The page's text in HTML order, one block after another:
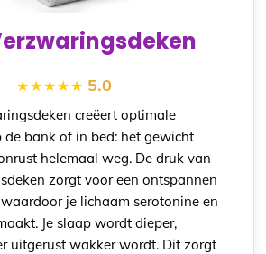
5.0
creëert optimale
de bank of in bed: het gewicht
helemaal weg. De druk van
zorgt voor een ontspannen
je lichaam serotonine en
Je slaap wordt dieper,
uitgerust wakker wordt. Dit zorgt